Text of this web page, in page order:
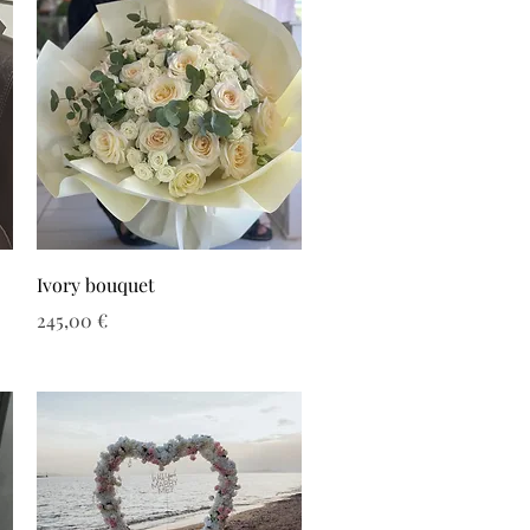
Ivory bouquet
Τιμή
245,00 €